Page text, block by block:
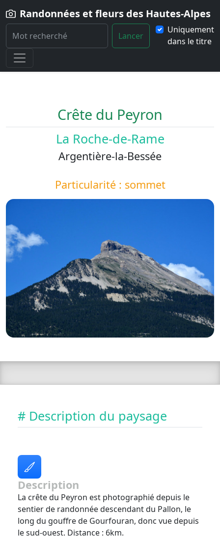
Randonnées et fleurs des Hautes-Alpes
Lancer
Uniquement
dans le titre
Home
Paysage Crete-du-Peyron
Crête du Peyron
La Roche-de-Rame
Argentière-la-Bessée
Particularité : sommet
# Description du paysage
Description
La crête du Peyron est photographié depuis le
sentier de randonnée descendant du Pallon, le
long du gouffre de Gourfouran, donc vue depuis
le sud-ouest. Distance : 6km.